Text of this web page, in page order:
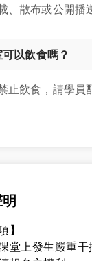
、散布或公開播
以飲食嗎？
止飲食，請學員
】
堂上發生嚴重